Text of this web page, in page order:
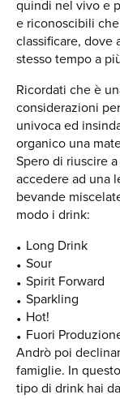
quindi nel vivo e
e riconoscibili
classificare, dove
stesso tempo a
Ricordati che è
considerazioni
univoca ed
organico una
Spero di riuscire
accedere ad una
bevande
modo i drink:
Long Drink
Sour
Spirit Forward
Sparkling
Hot!
Fuori
Andrò poi
famiglie. In
tipo di drink hai